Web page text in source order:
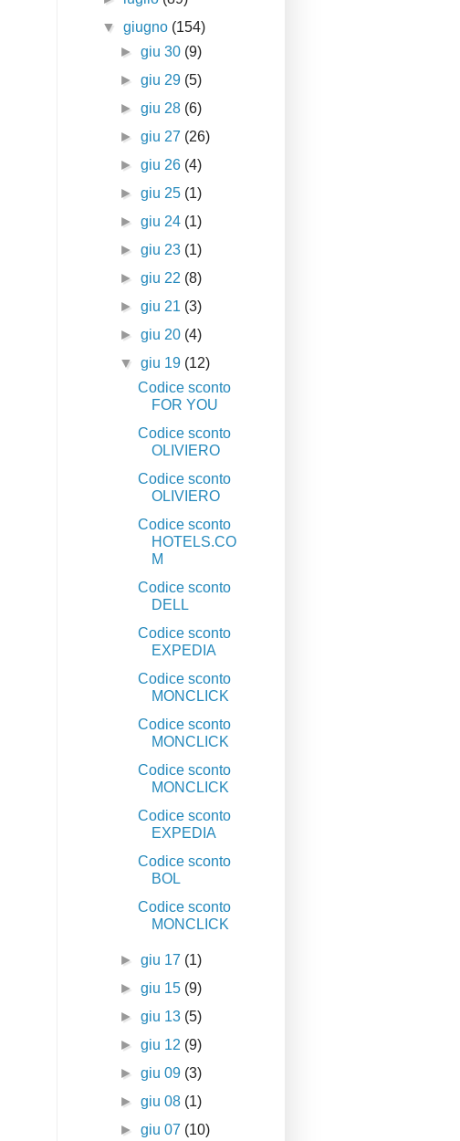
▼giugno (154)
►giu 30 (9)
►giu 29 (5)
►giu 28 (6)
►giu 27 (26)
►giu 26 (4)
►giu 25 (1)
►giu 24 (1)
►giu 23 (1)
►giu 22 (8)
►giu 21 (3)
►giu 20 (4)
▼giu 19 (12)
Codice sconto
FOR YOU
Codice sconto
OLIVIERO
Codice sconto
OLIVIERO
Codice sconto
HOTELS.CO
M
Codice sconto
DELL
Codice sconto
EXPEDIA
Codice sconto
MONCLICK
Codice sconto
MONCLICK
Codice sconto
MONCLICK
Codice sconto
EXPEDIA
Codice sconto
BOL
Codice sconto
MONCLICK
►giu 17 (1)
►giu 15 (9)
►giu 13 (5)
►giu 12 (9)
►giu 09 (3)
►giu 08 (1)
►giu 07 (10)